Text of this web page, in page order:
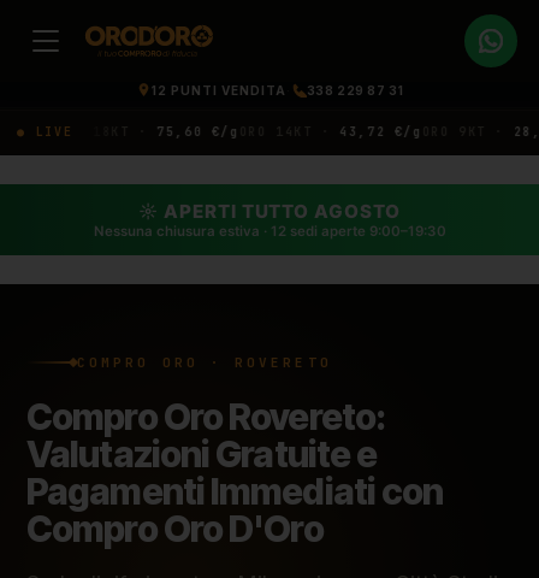
12 PUNTI VENDITA 338 229 87 31
● LIVE
ORO 18KT · 75,60 €/g ORO 14KT · 43,72 €/g ORO 9KT · 28,26
☼ APERTI TUTTO AGOSTO
Nessuna chiusura estiva · 12 sedi aperte 9:00–19:30
COMPRO ORO · ROVERETO
Compro Oro Rovereto:
Valutazioni Gratuite e
Pagamenti Immediati con
Compro Oro D'Oro